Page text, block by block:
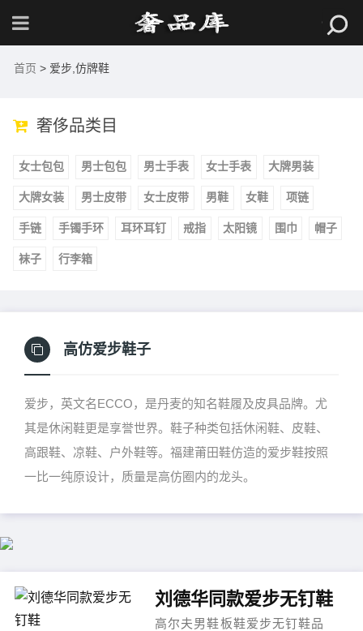
首页 > 爱步,仿牌鞋
奢侈品类目
女士包包 男士包包 男士手表 女士手表 大牌男装
大牌女装 男士皮带 女士皮带 男鞋 女鞋 项链
手链 手镯手环 耳环耳钉 戒指 太阳镜 围巾 帽子
袜子 行李箱
高仿爱步鞋子
爱步，英文名ECCO，是丹麦的知名鞋履及皮具品牌。尤
其是休闲鞋更是享誉世界。鞋子种类包括休闲鞋、皮鞋、
高跟鞋、凉鞋、户外鞋等。福建莆田鞋仿造的爱步鞋按照
一比一纯原设计，质量是高仿圈内的龙头。
刘德华同款爱步无钉鞋
高尔夫男鞋板鞋爱步无钉鞋品